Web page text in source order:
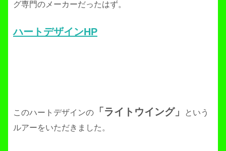
グ専門のメーカーだったはず。
ハートデザインHP
このハートデザインの 「ライトウイング」
という
ルアーをいただきました。